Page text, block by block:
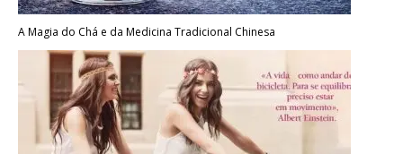
A Magia do Chá e da Medicina Tradicional Chinesa